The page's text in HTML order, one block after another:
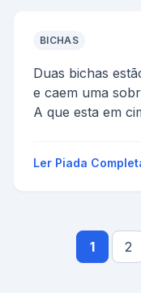
BICHAS
Duas bichas
e caem uma
A que esta em
Ler Piada
1 2